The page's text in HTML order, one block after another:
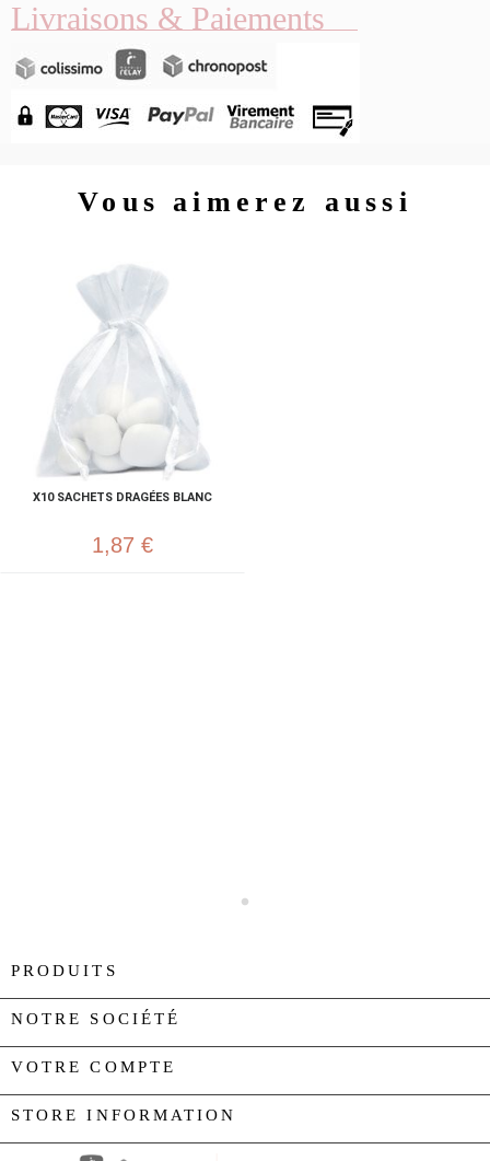
Livraisons & Paiements
Vous aimerez aussi
X10 SACHETS DRAGÉES BLANC
1,87 €
PRODUITS
NOTRE SOCIÉTÉ
VOTRE COMPTE
STORE INFORMATION